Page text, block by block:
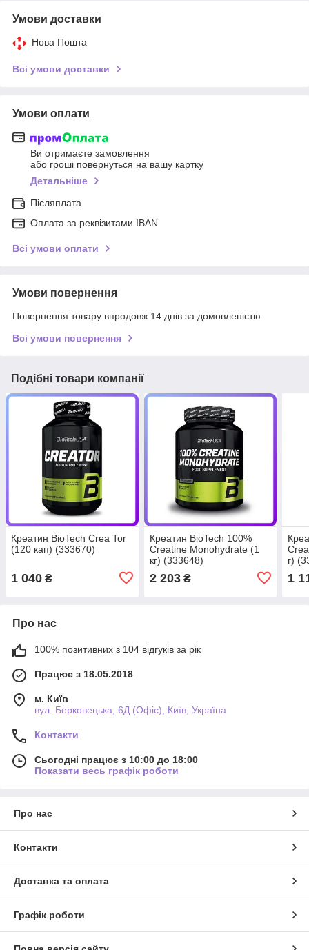
Умови доставки
Нова Пошта
Всі умови доставки
Умови оплати
Ви отримаєте замовлення
або гроші повернуться на вашу картку
Детальніше
Післяплата
Оплата за реквізитами IBAN
Всі умови оплати
Умови повернення
Повернення товару впродовж 14 днів за домовленістю
Всі умови повернення
Подібні товари компанії
Креатин BioTech Crea Tor
(120 кап) (333670)
1 040 ₴
Креатин BioTech 100%
Creatine Monohydrate (1
кг) (333648)
2 203₴
г)
1
Про нас
100% позитивних з 104 відгуків за рік
Працює з 18.05.2018
м. Київ
вул. Берковецька, 6Д (Офіс), Київ, Україна
Контакти
Сьогодні працює з 10:00 до 18:00
Показати весь графік роботи
Про нас
Контакти
Доставка та оплата
Графік роботи